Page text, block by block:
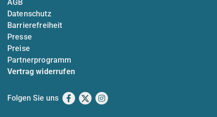
AGB
Datenschutz
Barrierefreiheit
Presse
Preise
Partnerprogramm
Vertrag widerrufen
Folgen Sie uns Facebook
X Instagram